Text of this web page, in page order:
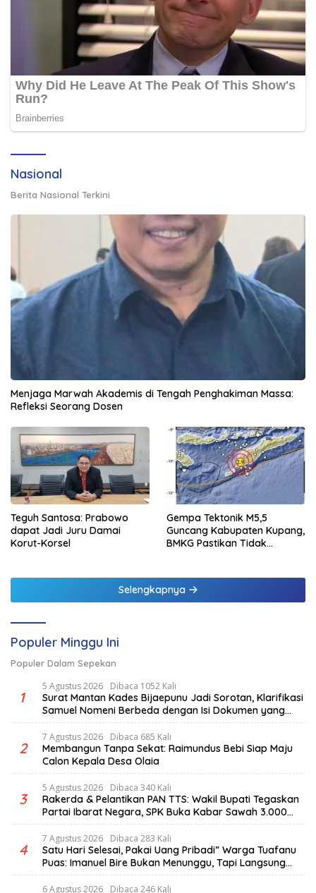
Nasional
Berita Nasional Terkini
Menjaga Marwah Akademis di Tengah Penghakiman Massa:
Refleksi Seorang Dosen
Teguh Santosa: Prabowo
dapat Jadi Juru Damai
Korut-Korsel
Gempa Tektonik M5,5
Guncang Kabupaten Kupang,
BMKG Pastikan Tidak
Selengkapnya
Populer Minggu Ini
Populer Dalam Sepekan
1
5 Agustus 2026 Dibaca 1052 Kali
Surat Mantan Kades Bijaepunu Jadi Sorotan, Klarifikasi
Samuel Nomeni Berbeda dengan Isi Dokumen yang
Beredar
2
7 Agustus 2026 Dibaca 685 Kali
Membangun Tanpa Sekat: Raimundus Bebi Siap Maju
Calon Kepala Desa Olaia
3
5 Agustus 2026 Dibaca 340 Kali
Rakerda & Pelantikan PAN TTS: Wakil Bupati Tegaskan
Partai Ibarat Negara, SPK Buka Kabar Sawah 3.000
Hektar & Larangan Politik Uang
4
7 Agustus 2026 Dibaca 283 Kali
Satu Hari Selesai, Pakai Uang Pribadi” Warga Tuafanu
Puas: Imanuel Bire Bukan Menunggu, Tapi Langsung
Bekerja
6 Agustus 2026 Dibaca 246 Kali